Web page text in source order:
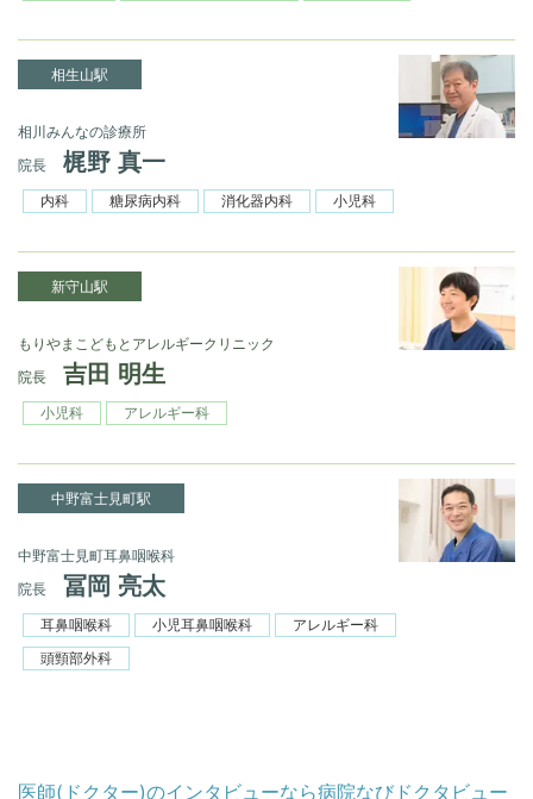
相生山駅
相川みんなの診療所
院長
梶野 真一
内科 糖尿病内科 消化器内科 小児科
新守山駅
もりやまこどもとアレルギークリニック
院長
吉田 明生
小児科 アレルギー科
中野富士見町駅
中野富士見町耳鼻咽喉科
院長
冨岡 亮太
耳鼻咽喉科 小児耳鼻咽喉科
アレルギー科
頭頸部外科
医師(ドクター)のインタビューなら病院なびドクタビュー